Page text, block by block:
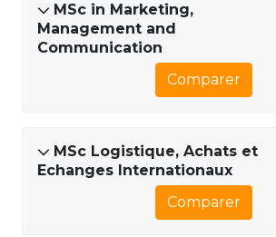
MSc in Marketing,
Management and
Communication
Comparer
MSc Logistique, Achats et
Echanges Internationaux
Comparer